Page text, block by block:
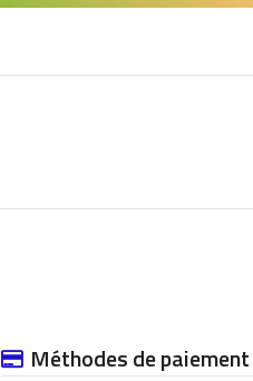
Méthodes de paiement